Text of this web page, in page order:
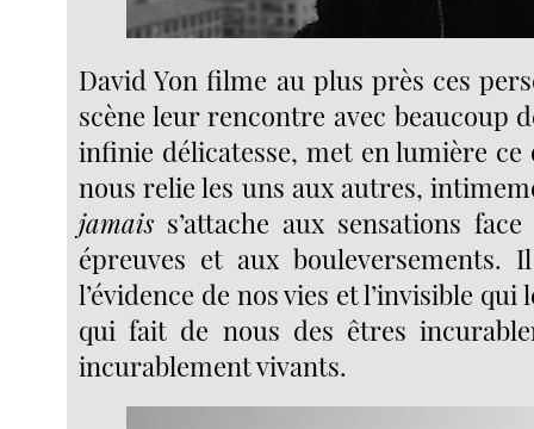
David Yon filme au plus près ces
scène leur rencontre avec beaucoup
infinie délicatesse, met en lumière ce
nous relie les uns aux autres,
jamais s’attache aux sensations face
épreuves et aux bouleversements.
l’évidence de nos vies et l’invisible qui
qui fait de nous des êtres
incurablement vivants.